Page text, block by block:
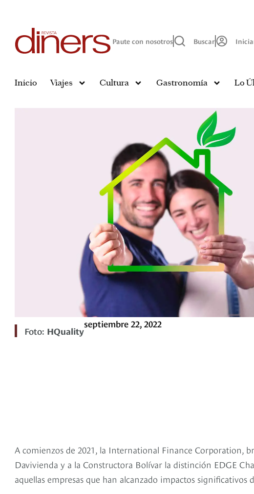
Paute con nosotros Buscar
Inicio Viajes Cultura Gastronomía Lo
Foto: HQuality
septiembre 22, 2022
A comienzos de 2021, la International Finance Corporation,
Davivienda y a la Constructora Bolívar la distinción EDGE
aquellas empresas que han alcanzado impactos significativos